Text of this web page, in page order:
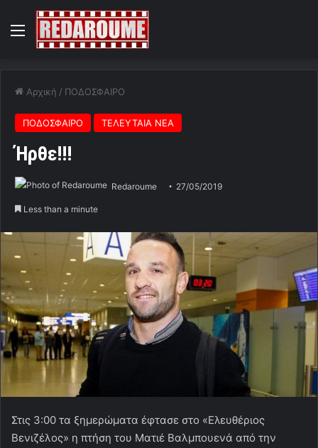
Menu
Αρχική / ΠΟΔΟΣΦΑΙΡΟ
ΠΟΔΟΣΦΑΙΡΟ ΤΕΛΕΥΤΑΙΑ ΝΕΑ
Ήρθε!!!
Redaroume 27/05/2019
Less than a minute
Στις 3:00 τα ξημερώματα έφτασε στο «Ελευθέριος
Βενιζέλος» η πτήση του Ματιέ Βαλμπουενά από την